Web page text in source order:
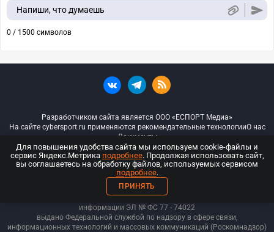
Напиши, что думаешь
0 / 1500 символов
Разработчиком сайта является ООО «ЕСПОРТ Медиа»
На сайте cybersport.ru применяются рекомендательные технологииО нас
Документы
© ООО «Киберспорт.ру» — Все права защищены
18+
ООО «Киберспорт.ру». Свидетельство о регистрации средств массовой
информации ЭЛ № ФС 77 - 74022
выдано Федеральной службой по надзору в сфере связи,
информационных технологий и массовых коммуникаций (Роскомнадзор)
Для повышения удобства сайта мы используем cookie-файлы и
сервис Яндекс.Метрика подробнее. Продолжая использовать сайт,
вы соглашаетесь на обработку файлов, используемых сервисом
подробнее.
ПРИНЯТЬ